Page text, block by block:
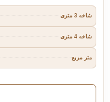
شاخه 3 متری
شاخه 4 متری
متر مربع